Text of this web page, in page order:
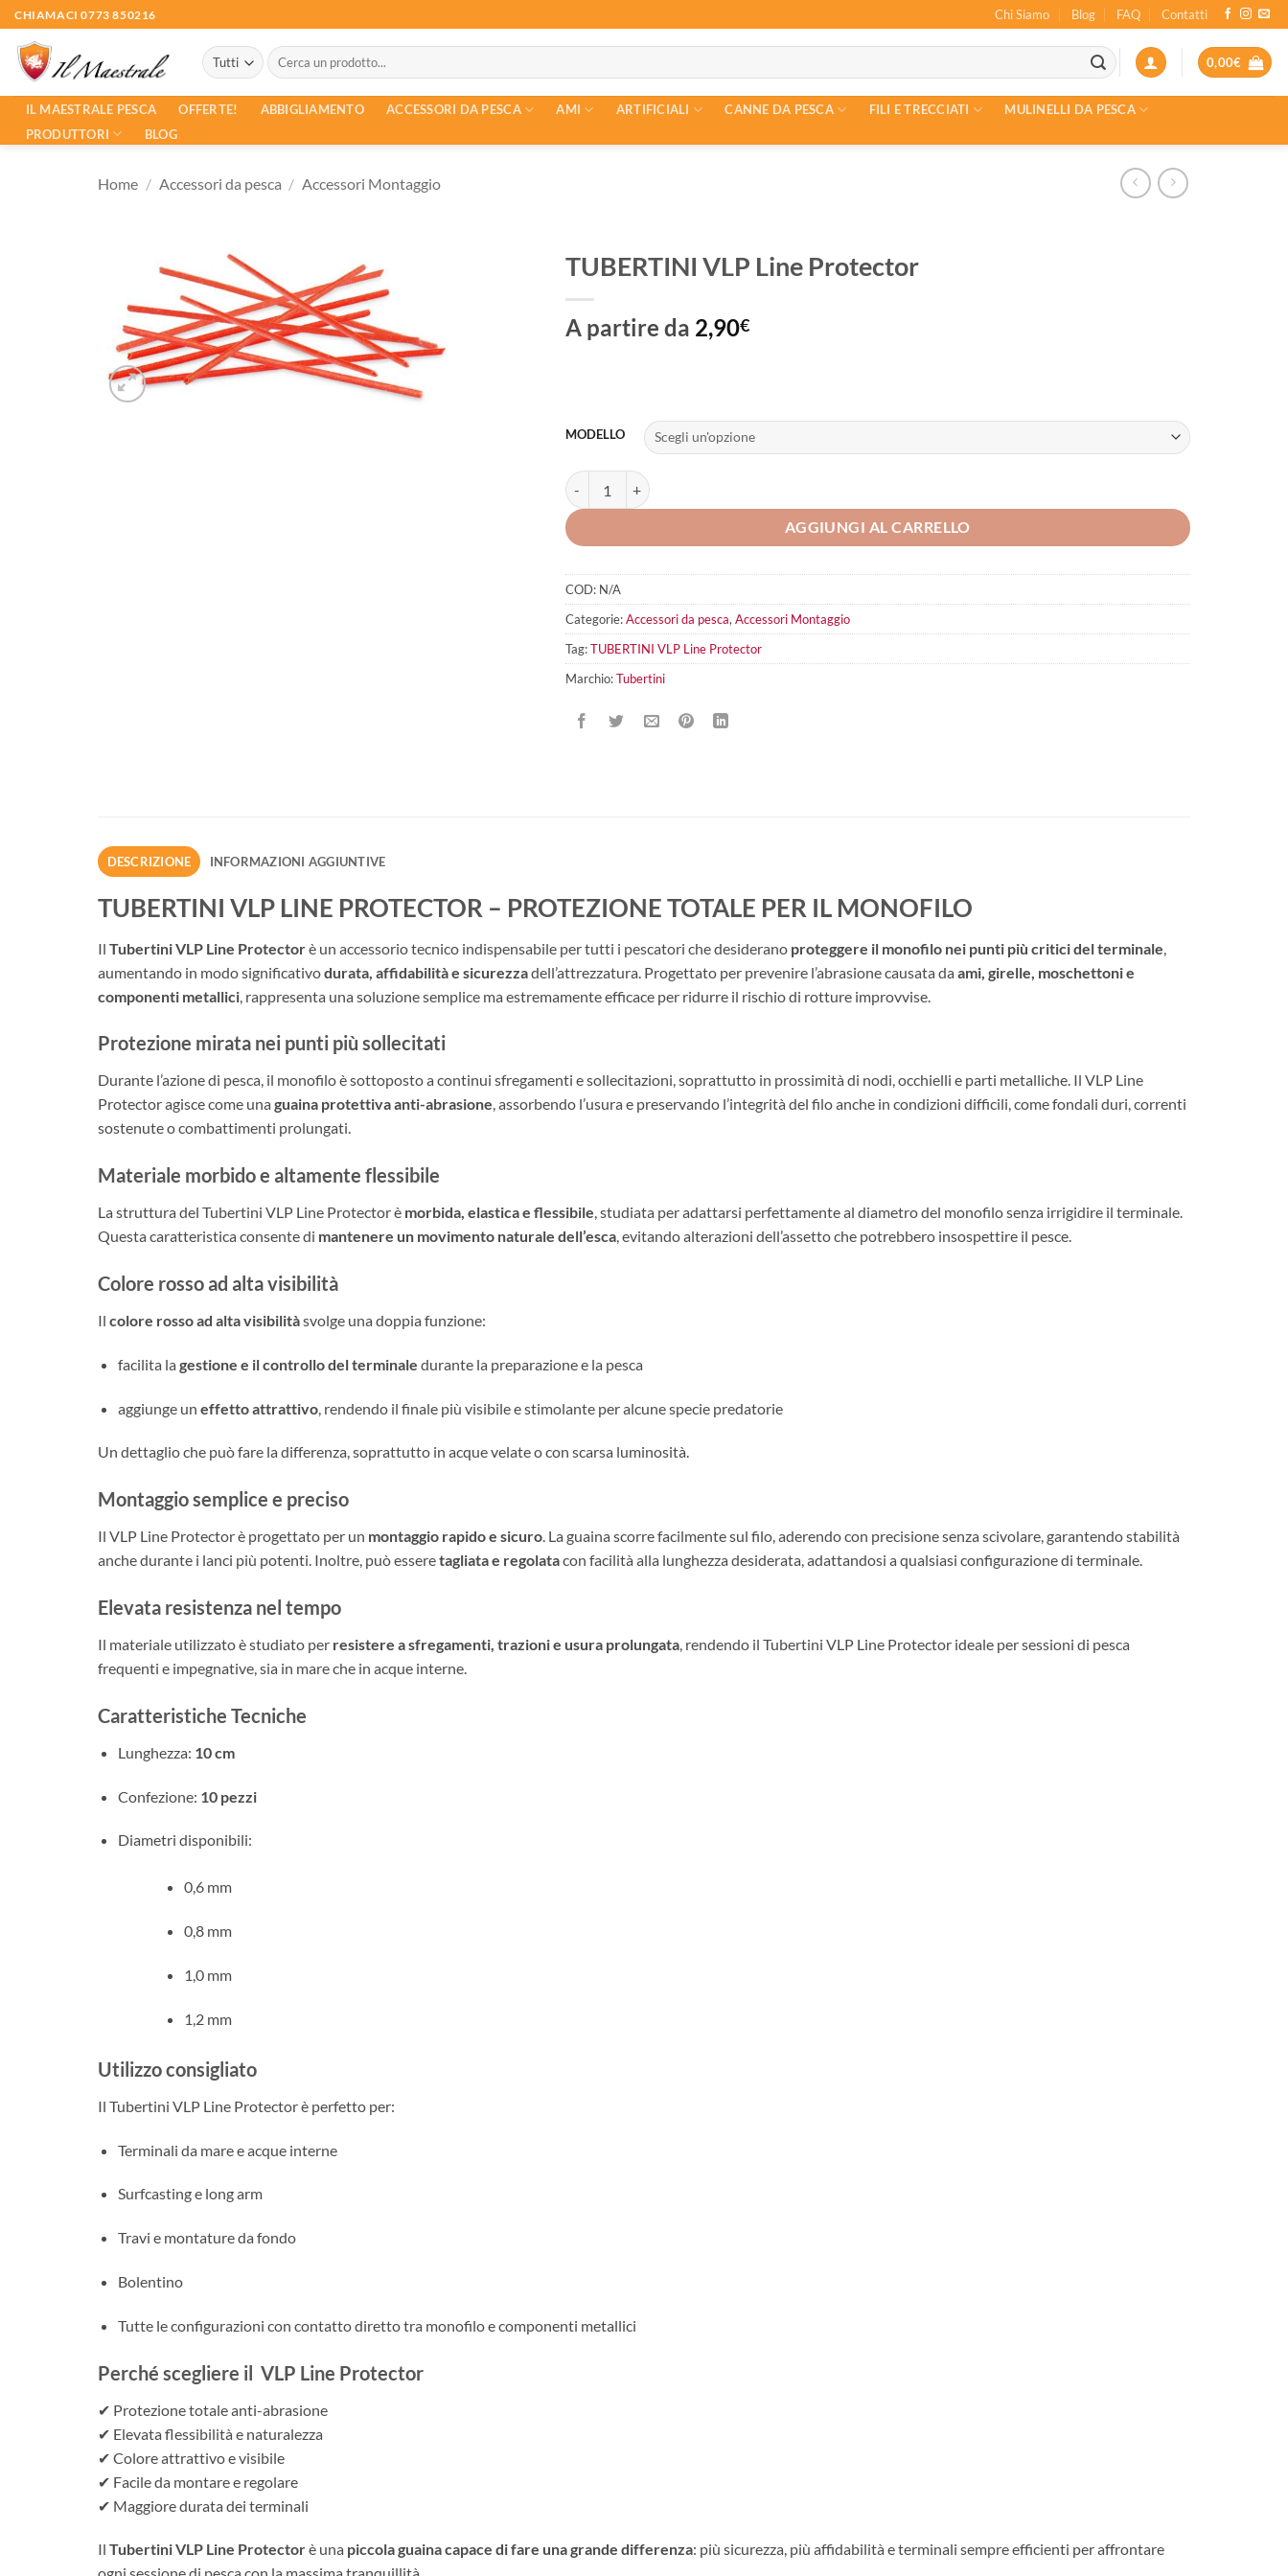
Salta
ai
contenuti
CHIAMACI 0773 850216 Chi Siamo Blog FAQ Contatti
Cerca:
0,00€
IL MAESTRALE PESCA OFFERTE! ABBIGLIAMENTO ACCESSORI DA PESCA AMI ARTIFICIALI CANNE DA PESCA FILI E TRECCIATI
MULINELLI DA PESCA
PRODUTTORI
BLOG
Home / Accessori da pesca / Accessori Montaggio
TUBERTINI VLP Line Protector
A partire da 2,90€
MODELLO
TUBERTINI VLP Line Protector quantità
AGGIUNGI AL CARRELLO
COD: N/A
Categorie:Accessori da pesca, Accessori Montaggio
Tag:TUBERTINI VLP Line Protector
Marchio:Tubertini
DESCRIZIONE INFORMAZIONI AGGIUNTIVE
TUBERTINI VLP LINE PROTECTOR – PROTEZIONE TOTALE PER IL MONOFILO
Il Tubertini VLP Line Protectorè un accessorio tecnico indispensabile per tutti i pescatori che desiderano proteggere il monofilo nei punti più critici del terminale
aumentando in modo significativodurata, affidabilità e sicurezzadell’attrezzatura. Progettato per prevenire l’abrasione causata da ami, girelle, moschettoni e
componenti metallici , rappresenta una soluzione semplice ma estremamente efficace per ridurre il rischio di rotture improvvise.
Protezione mirata nei punti più sollecitati
Durante l’azione di pesca, il monofilo è sottoposto a continui sfregamenti e sollecitazioni, soprattutto in prossimità di nodi, occhielli e parti metalliche. Il VLP Line
Protector agisce come una guaina protettiva anti-abrasione, assorbendo l’usura e preservando l’integrità del filo anche in condizioni difficili, come fondali duri, correnti
sostenute o combattimenti prolungati.
Materiale morbido e altamente flessibile
La struttura del Tubertini VLP Line Protector è morbida, elastica e flessibile, studiata per adattarsi perfettamente al diametro del monofilo senza irrigidire il terminale.
Questa caratteristica consente di mantenere un movimento naturale dell’esca, evitando alterazioni dell’assetto che potrebbero insospettire il pesce.
Colore rosso ad alta visibilità
Il colore rosso ad alta visibilitàsvolge una doppia funzione:
facilita la gestione e il controllo del terminale durante la preparazione e la pesca
aggiunge un effetto attrattivo, rendendo il finale più visibile e stimolante per alcune specie predatorie
Un dettaglio che può fare la differenza, soprattutto in acque velate o con scarsa luminosità.
Montaggio semplice e preciso
Il VLP Line Protector è progettato per un montaggio rapido e sicuro. La guaina scorre facilmente sul filo, aderendo con precisione senza scivolare, garantendo stabilità
anche durante i lanci più potenti. Inoltre, può esseretagliata e regolatacon facilità alla lunghezza desiderata, adattandosi a qualsiasi configurazione di terminale.
Elevata resistenza nel tempo
Il materiale utilizzato è studiato per resistere a sfregamenti, trazioni e usura prolungata, rendendo il Tubertini VLP Line Protector ideale per sessioni di pesca
frequenti e impegnative, sia in mare che in acque interne.
Caratteristiche Tecniche
Lunghezza: 10 cm
Confezione: 10 pezzi
Diametri disponibili:
0,6 mm
0,8 mm
1,0 mm
1,2 mm
Utilizzo consigliato
Il Tubertini VLP Line Protector è perfetto per:
Terminali da mare e acque interne
Surfcasting e long arm
Travi e montature da fondo
Bolentino
Tutte le configurazioni con contatto diretto tra monofilo e componenti metallici
Perché scegliere il VLP Line Protector
✔ Protezione totale anti-abrasione
✔ Elevata flessibilità e naturalezza
✔ Colore attrattivo e visibile
✔ Facile da montare e regolare
✔ Maggiore durata dei terminali
Il Tubertini VLP Line Protectorè una piccola guaina capace di fare una grande differenza: più sicurezza, più affidabilità e terminali sempre efficienti per affrontare